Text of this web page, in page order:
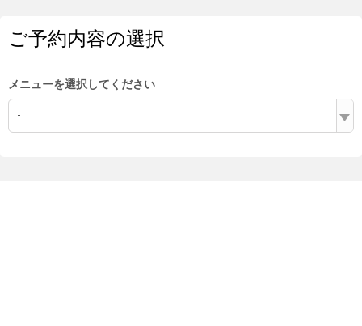
ご予約内容の選択
メニューを選択してください
-